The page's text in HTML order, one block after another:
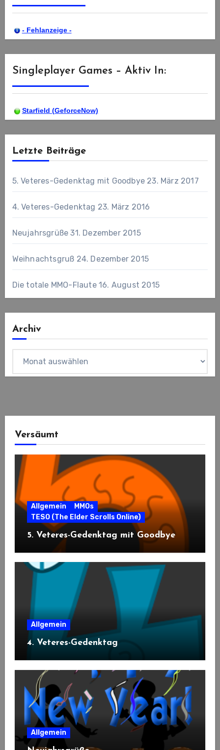
- Fehlanzeige -
Singleplayer Games – Aktiv In:
Starfield (GeforceNow)
Letzte Beiträge
5. Veteres-Gedenktag mit Goodbye 23. März 2017
4. Veteres-Gedenktag 23. März 2016
Neujahrsgrüße 31. Dezember 2015
Weihnachtsgruß 24. Dezember 2015
Die totale MMO-Flaute 16. August 2015
Archiv
Versäumt
Allgemein
MMOs
TESO (The Elder Scrolls Online)
5. Veteres-Gedenktag mit Goodbye
Allgemein
4. Veteres-Gedenktag
Allgemein